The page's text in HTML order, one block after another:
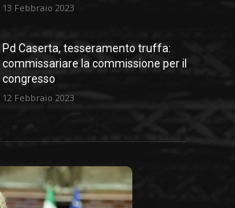
13 Febbraio 2023
Pd Caserta, tesseramento truffa:
commissariare la commissione per il
congresso
12 Febbraio 2023